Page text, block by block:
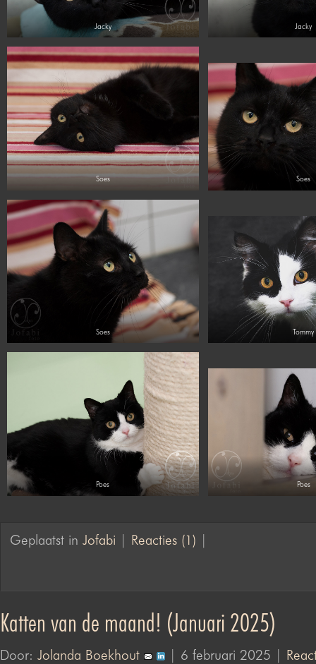
Jacky Jacky
Soes Soes
Soes Tommy
Poes Poes
Geplaatst in Jofabi Reacties (1)
Katten van de maand! (Januari 2025)
Door: Jolanda Boekhout | 6 februari 2025 |